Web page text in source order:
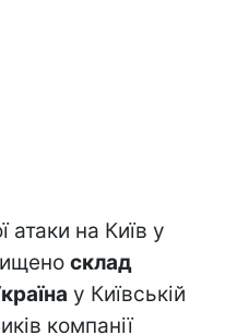
атаки на Київ у
склад
у Київській
компанії